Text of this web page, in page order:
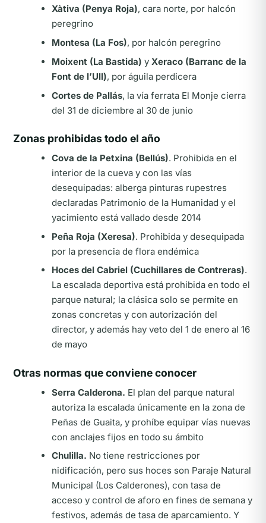
Xàtiva (Penya Roja), cara norte, por halcón
peregrino
Montesa (La Fos), por halcón peregrino
Moixent (La Bastida) y Xeraco (Barranc de la
Font de l’Ull), por águila perdicera
Cortes de Pallás, la vía ferrata El Monje cierra
del 31 de diciembre al 30 de junio
Zonas prohibidas todo el año
Cova de la Petxina (Bellús). Prohibida en el
interior de la cueva y con las vías
desequipadas: alberga pinturas rupestres
declaradas Patrimonio de la Humanidad y el
yacimiento está vallado desde 2014
Peña Roja (Xeresa). Prohibida y desequipada
por la presencia de flora endémica
Hoces del Cabriel (Cuchillares de Contreras).
La escalada deportiva está prohibida en todo el
parque natural; la clásica solo se permite en
zonas concretas y con autorización del
director, y además hay veto del 1 de enero al 16
de mayo
Otras normas que conviene conocer
Serra Calderona. El plan del parque natural
autoriza la escalada únicamente en la zona de
Peñas de Guaita, y prohíbe equipar vías nuevas
con anclajes fijos en todo su ámbito
Chulilla. No tiene restricciones por
nidificación, pero sus hoces son Paraje Natural
Municipal (Los Calderones), con tasa de
acceso y control de aforo en fines de semana y
festivos, además de tasa de aparcamiento. Y